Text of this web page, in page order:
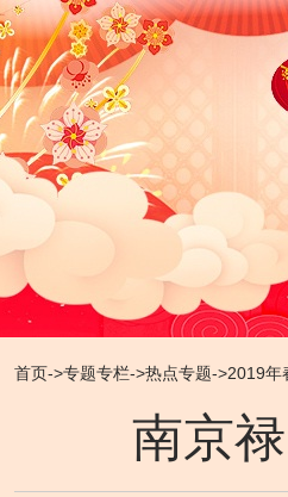
首页->专题专栏->热点专题->2019年
南京